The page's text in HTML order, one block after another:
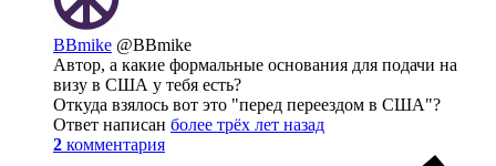
BBmike @BBmike
Автор, а какие формальные основания для подачи на
визу в США у тебя есть?
Откуда взялось вот это "перед переездом в США"?
Ответ написан более трёх лет назад
2 комментария